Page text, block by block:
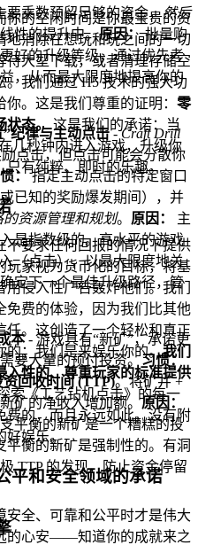
要乘数预留足够的资金，然后
性的提升中。原因：批量购
好的升级等级，通过优先考
，从而最大限度地提高你的
纪律与主动点击-Craft Drill
点击，但点击可能会分散你
：指定主动点击的特定窗口
已知的奖励爆发期间），并
的资源管理和规划。 原因：
主
是指数级的。高水平的游戏
（点击），以最大限度地关
定下一个最佳升级路径，管
本- 游戏具有“新矿”，承诺更
要大量的预付投资。习惯：
资回收时间 (TTP)。将矿井 +
矿的净收入增加额。原因：
平衡的新矿是一个糟糕的投
平衡的新矿是强制性的。有洞
TTP 的发现，防止资金停留
你的空闲时间是你最宝贵的资
消除在想玩和玩之间的一切
待大型下载，或者清理存储空
我们通过 H5 技术的强大功
。这是我们尊重的证明： 零
状态。这是我们的承诺：当
几秒钟内进入游戏，升级你
只有纯粹、即时的乐趣。
不要求任何回报的情况下提供
玩家视为货币化的目标，将基
侵入性广告轰炸他们。我们
免费的体验，因为我们比其他
。这创造了一个轻松和真正
的；我们是来娱乐你的。我们
入性的、尊重玩家的标准提供
索《工艺钻机点击》的每一
费的，而且永远如此。没有附
好娱乐。
平和安全领域的承诺
全、可靠和公平时才是伟大
的心安——知道你的成就来之